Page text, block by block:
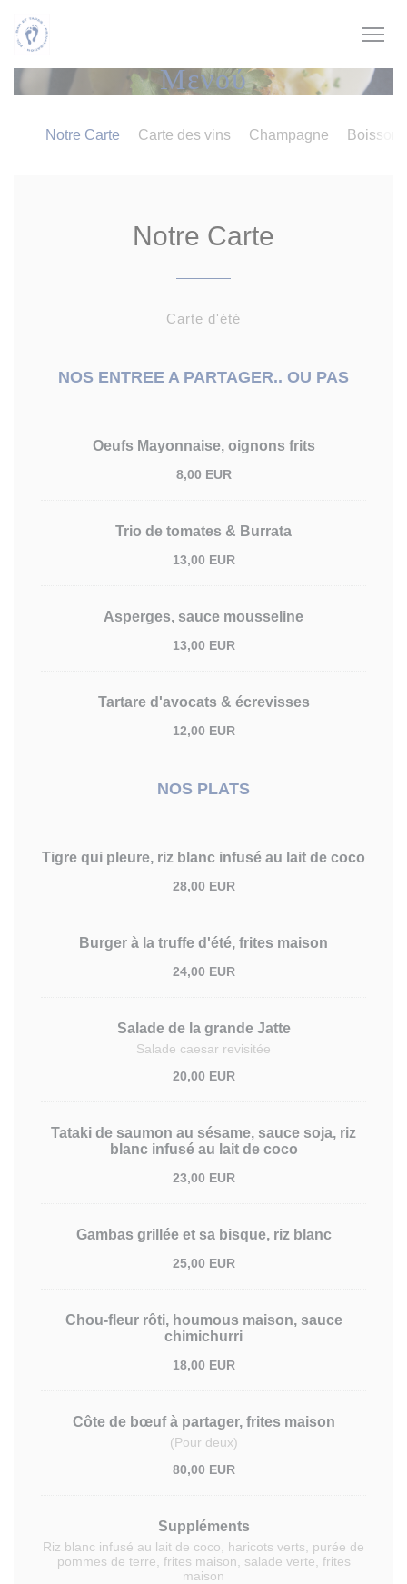
Μενού
Notre Carte Carte des vins Champagne Boisson
Notre Carte
Carte d'été
NOS ENTREE A PARTAGER.. OU PAS
Oeufs Mayonnaise, oignons frits
8,00 EUR
Trio de tomates & Burrata
13,00 EUR
Asperges, sauce mousseline
13,00 EUR
Tartare d'avocats & écrevisses
12,00 EUR
NOS PLATS
Tigre qui pleure, riz blanc infusé au lait de coco
28,00 EUR
Burger à la truffe d'été, frites maison
24,00 EUR
Salade de la grande Jatte
Salade caesar revisitée
20,00 EUR
Tataki de saumon au sésame, sauce soja, riz
blanc infusé au lait de coco
23,00 EUR
Gambas grillée et sa bisque, riz blanc
25,00 EUR
Chou-fleur rôti, houmous maison, sauce
chimichurri
18,00 EUR
Côte de bœuf à partager, frites maison
(Pour deux)
80,00 EUR
Suppléments
Riz blanc infusé au lait de coco, haricots verts, purée de
pommes de terre, frites maison, salade verte, frites
maison